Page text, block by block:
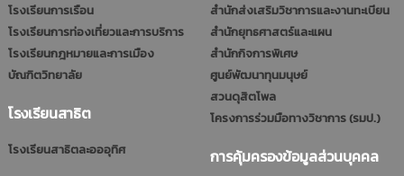
โรงเรียนการเรือน
โรงเรียนการท่องเที่ยวและการบริการ
โรงเรียนกฎหมายและการเมือง
บัณฑิตวิทยาลัย
โรงเรียนสาธิต
โรงเรียนสาธิตละอออุทิศ
สำนักส่งเสริมวิชาการและงานทะเบียน
สำนักยุทธศาสตร์และแผน
สำนักกิจการพิเศษ
ศูนย์พัฒนาทุนมนุษย์
สวนดุสิตโพล
โครงการร่วมมือทางวิชาการ (รมป.)
การคุ้มครองข้อมูลส่วนบุคคล